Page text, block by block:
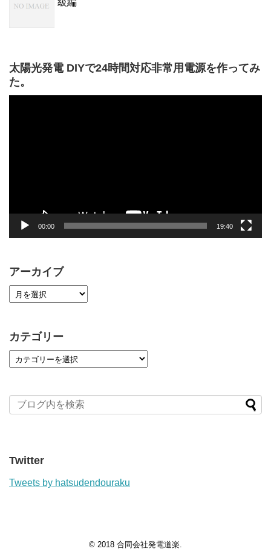
級編
太陽光発電 DIYで24時間対応非常用電源を作ってみ
た。
00:00 19:40
アーカイブ
カテゴリー
Twitter
Tweets by hatsudendouraku
© 2018 合同会社発電道楽.